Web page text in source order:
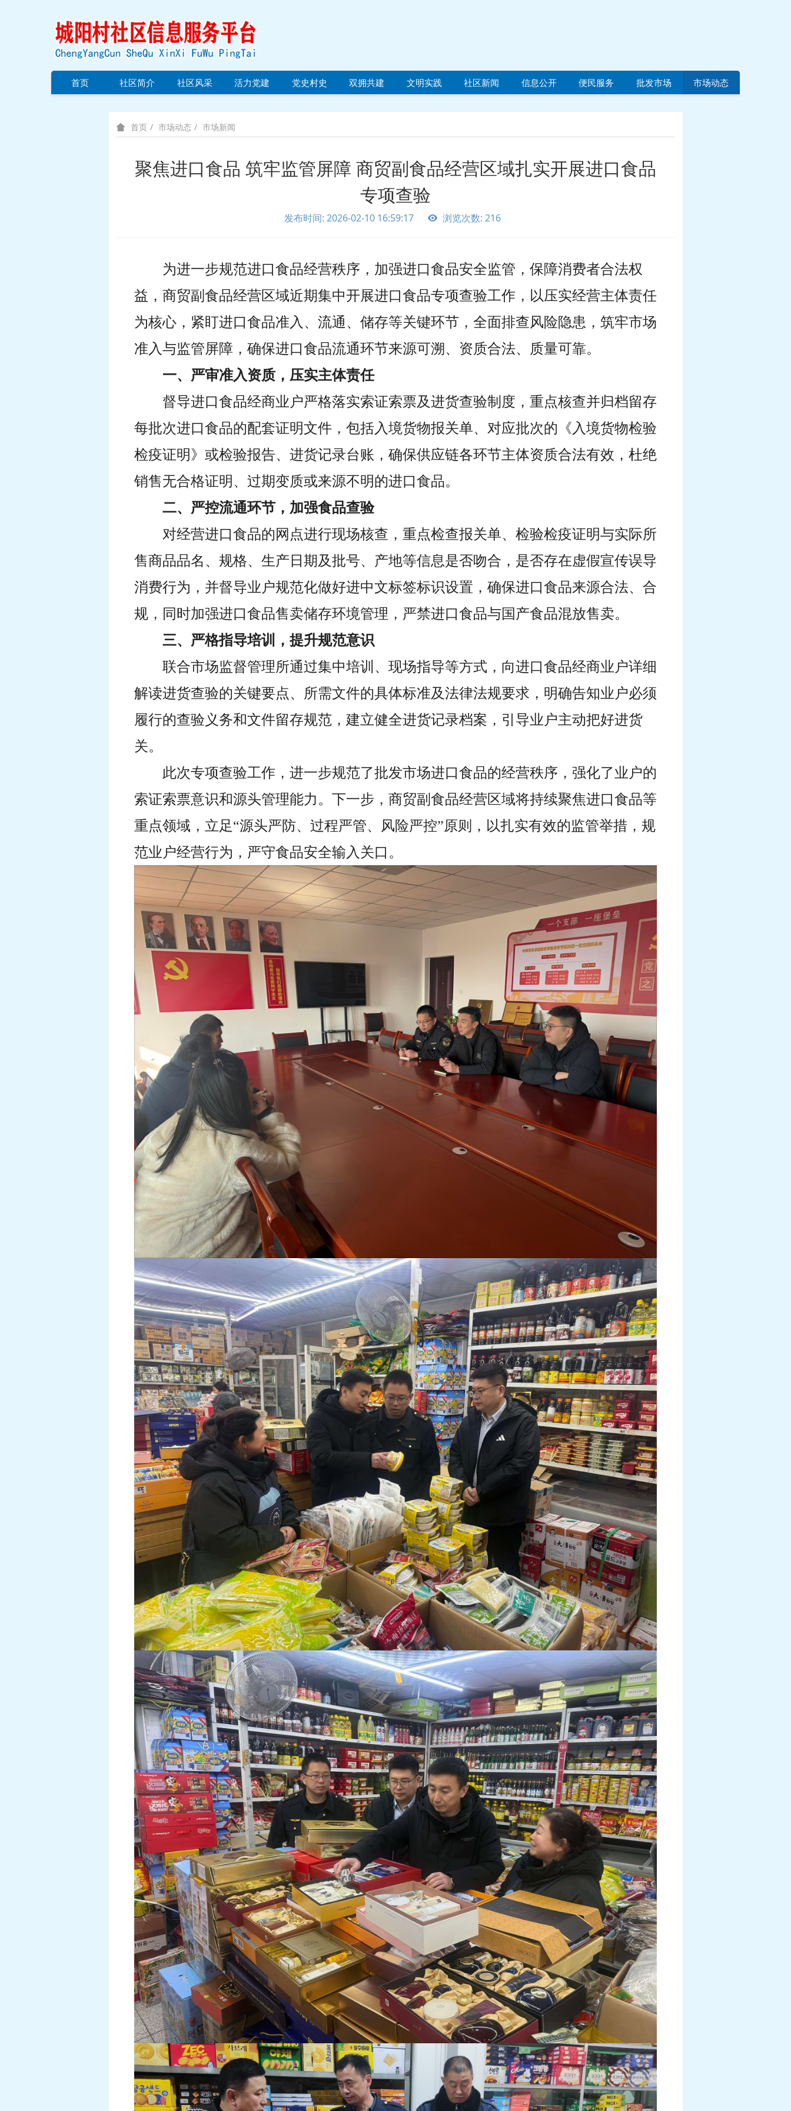
首页 社区简介 社区风采 活力党建 党史村史 双拥共建 文明实践 社区新闻 信息公开 便民服务 批发市场 市场动态
首页 市场动态 市场新闻
聚焦进口食品 筑牢监管屏障 商贸副食品经营区域扎实开展进口食品
专项查验
发布时间: 2026-02-10 16:59:17 浏览次数: 216
为进一步规范进口食品经营秩序，加强进口食品安全监管，保障消费者合法权
益，商贸副食品经营区域近期集中开展进口食品专项查验工作，以压实经营主体责任
为核心，紧盯进口食品准入、流通、储存等关键环节，全面排查风险隐患，筑牢市场
准入与监管屏障，确保进口食品流通环节来源可溯、资质合法、质量可靠。
一、严审准入资质，压实主体责任
督导进口食品经商业户严格落实索证索票及进货查验制度，重点核查并归档留存
每批次进口食品的配套证明文件，包括入境货物报关单、对应批次的《入境货物检验
检疫证明》或检验报告、进货记录台账，确保供应链各环节主体资质合法有效，杜绝
销售无合格证明、过期变质或来源不明的进口食品。
二、严控流通环节，加强食品查验
对经营进口食品的网点进行现场核查，重点检查报关单、检验检疫证明与实际所
售商品品名、规格、生产日期及批号、产地等信息是否吻合，是否存在虚假宣传误导
消费行为，并督导业户规范化做好进中文标签标识设置，确保进口食品来源合法、合
规，同时加强进口食品售卖储存环境管理，严禁进口食品与国产食品混放售卖。
三、严格指导培训，提升规范意识
联合市场监督管理所通过集中培训、现场指导等方式，向进口食品经商业户详细
解读进货查验的关键要点、所需文件的具体标准及法律法规要求，明确告知业户必须
履行的查验义务和文件留存规范，建立健全进货记录档案，引导业户主动把好进货
关。
此次专项查验工作，进一步规范了批发市场进口食品的经营秩序，强化了业户的
索证索票意识和源头管理能力。下一步，商贸副食品经营区域将持续聚焦进口食品等
重点领域，立足“源头严防、过程严管、风险严控”原则，以扎实有效的监管举措，规
范业户经营行为，严守食品安全输入关口。